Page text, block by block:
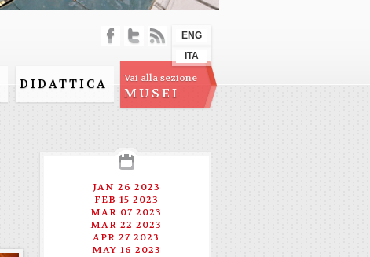
DIDATTICA Vai alla sezione
MUSEI
ENG
ITA
JAN 26 2023
FEB 15 2023
MAR 07 2023
MAR 22 2023
APR 27 2023
MAY 16 2023